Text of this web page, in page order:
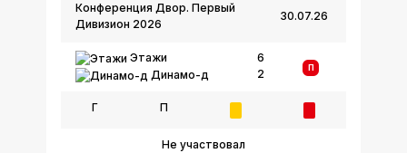
30.07.26
Конференция Двор. Первый
Дивизион 2026
Этажи
Динамо-д
6
2
П
Г П
Не участвовал